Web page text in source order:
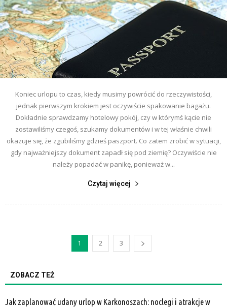
Koniec urlopu to czas, kiedy musimy powrócić do rzeczywistości,
jednak pierwszym krokiem jest oczywiście spakowanie bagażu.
Dokładnie sprawdzamy hotelowy pokój, czy w którymś kącie nie
zostawiliśmy czegoś, szukamy dokumentów i w tej właśnie chwili
okazuje się, że zgubiliśmy gdzieś paszport. Co zatem zrobić w sytuacji,
gdy najważniejszy dokument zapadł się pod ziemię? Oczywiście nie
należy popadać w panikę, ponieważ w...
Czytaj więcej
1 2 3
ZOBACZ TEŻ
Jak zaplanować udany urlop w Karkonoszach: noclegi i atrakcje w